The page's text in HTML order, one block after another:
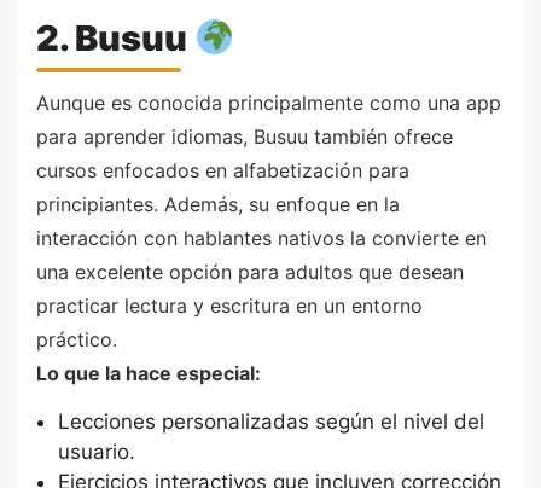
2. Busuu
Aunque es conocida principalmente como una app
para aprender idiomas, Busuu también ofrece
cursos enfocados en alfabetización para
principiantes. Además, su enfoque en la
interacción con hablantes nativos la convierte en
una excelente opción para adultos que desean
practicar lectura y escritura en un entorno
práctico.
Lo que la hace especial:
Lecciones personalizadas según el nivel del
usuario.
Ejercicios interactivos que incluyen corrección